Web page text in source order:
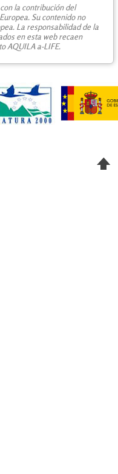
la contribución del
Su contenido no
La responsabilidad de la
en esta web recaen
AQUILA a-LIFE.